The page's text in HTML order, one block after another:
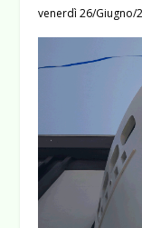
venerdì 26/Giugno/